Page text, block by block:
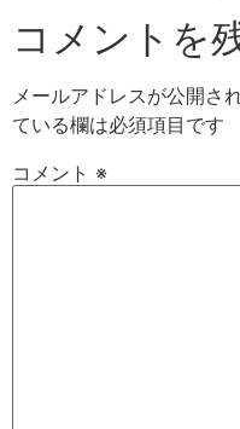
コメントを
メールアドレスが公開さ
ている欄は必須項目です
コメント ※